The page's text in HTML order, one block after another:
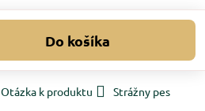
Do košíka
Otázka k produktu
Strážny pes